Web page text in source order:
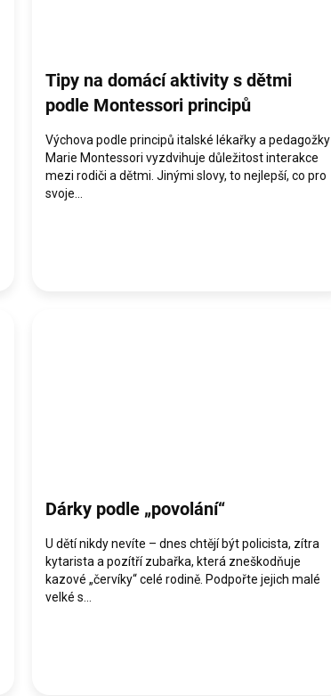
Tipy na domácí aktivity s dětmi
podle Montessori principů
Výchova podle principů italské lékařky a pedagožky
Marie Montessori vyzdvihuje důležitost interakce
mezi rodiči a dětmi. Jinými slovy, to nejlepší, co pro
svoje...
Dárky podle „povolání“
U dětí nikdy nevíte – dnes chtějí být policista, zítra
kytarista a pozítří zubařka, která zneškodňuje
kazové „červíky“ celé rodině. Podpořte jejich malé
velké s...